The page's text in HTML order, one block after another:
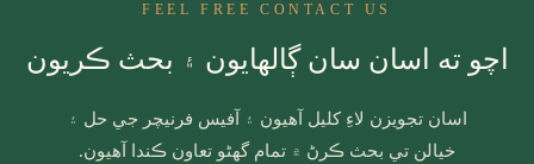
FEEL FREE CONTACT US
اچو ته اسان سان ڳالهايون ۽ بحث ڪريون
اسان تجويزن لاءِ کليل آهيون ۽ آفيس فرنيچر جي حل ۽
خيالن تي بحث ڪرڻ ۾ تمام گهڻو تعاون ڪندا آهيون.